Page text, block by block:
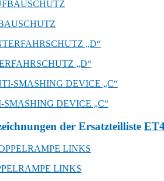
„D“
SMASHING DEVICE „C“
der Ersatzteilliste
LINKS